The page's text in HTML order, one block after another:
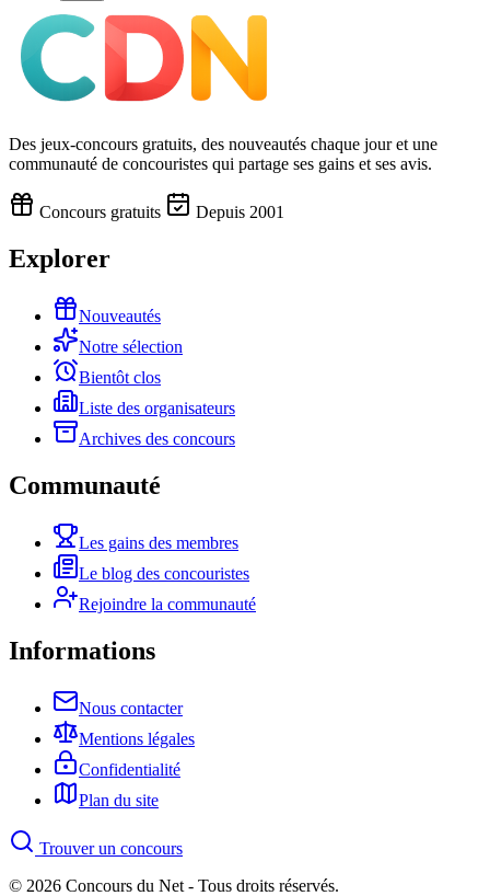
Des jeux-concours gratuits, des nouveautés chaque jour et une
communauté de concouristes qui partage ses gains et ses avis.
Concours gratuits Depuis 2001
Explorer
Nouveautés
Notre sélection
Bientôt clos
Liste des organisateurs
Archives des concours
Communauté
Les gains des membres
Le blog des concouristes
Rejoindre la communauté
Informations
Nous contacter
Mentions légales
Confidentialité
Plan du site
Trouver un concours
© 2026 Concours du Net - Tous droits réservés.